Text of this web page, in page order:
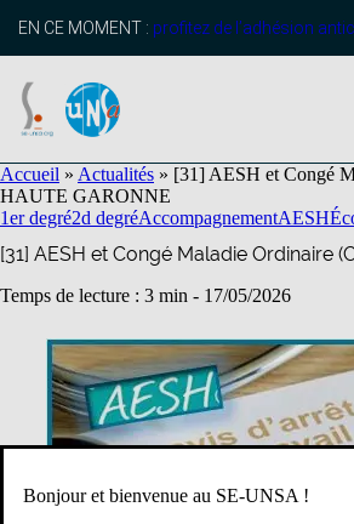
principal
EN CE MOMENT : profitez de l’adhésion
Accueil » Actualités » [31] AESH et Congé
HAUTE GARONNE
1er degré2d degréAccompagnementAESH
[31] AESH et Congé Maladie Ordinaire
Temps de lecture : 3 min - 17/05/2026
Bonjour et bienvenue au SE-UNSA !